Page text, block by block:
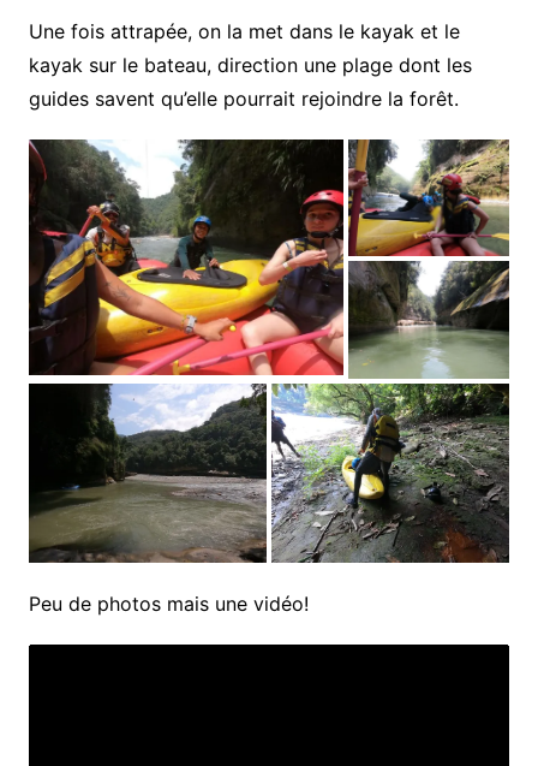
Une fois attrapée, on la met dans le kayak et le
kayak sur le bateau, direction une plage dont les
guides savent qu’elle pourrait rejoindre la forêt.
Peu de photos mais une vidéo!